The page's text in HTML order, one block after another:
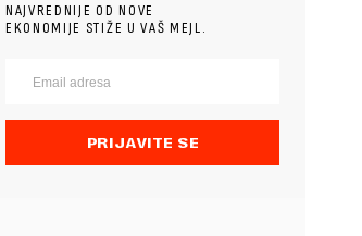
NAJVREDNIJE OD NOVE
EKONOMIJE STIŽE U VAŠ MEJL.
PRIJAVITE SE